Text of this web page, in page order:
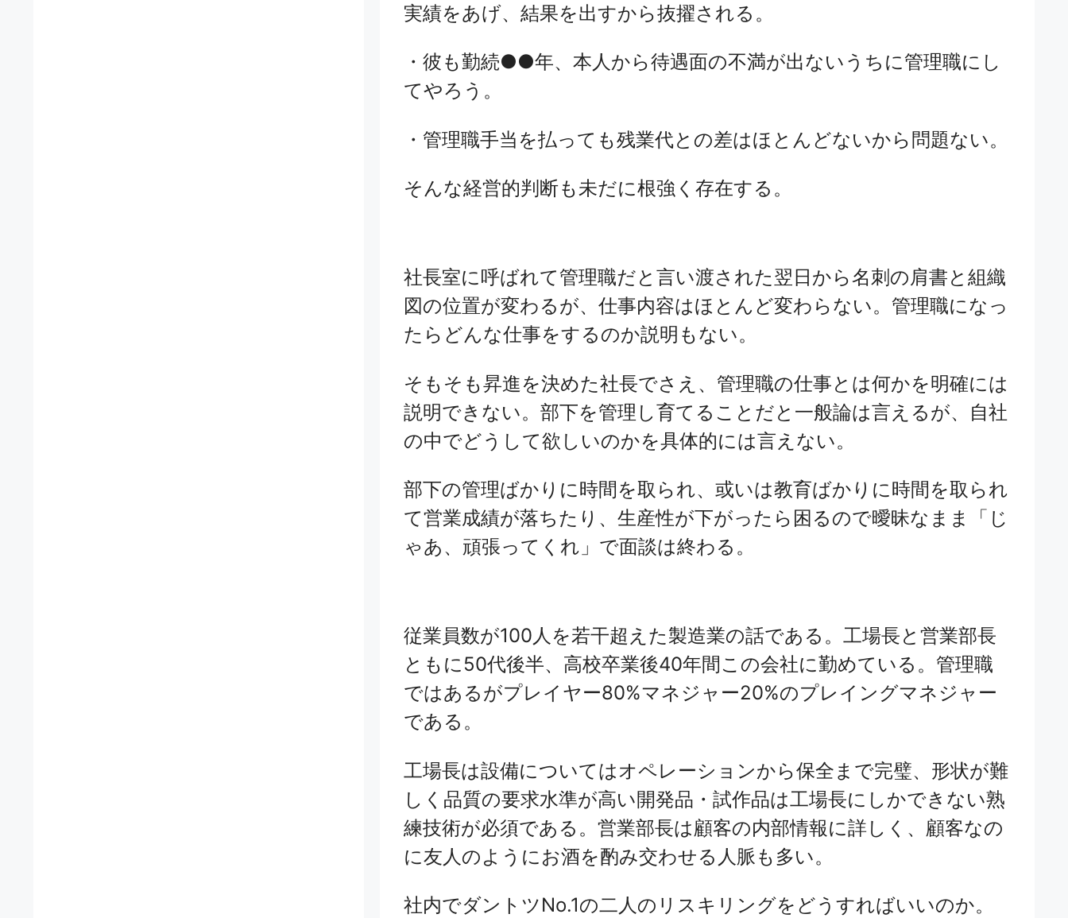
実績をあげ、結果を出すから抜擢される。
・彼も勤続●●年、本人から待遇面の不満が出ないうちに管理職にし
てやろう。
・管理職手当を払っても残業代との差はほとんどないから問題ない。
そんな経営的判断も未だに根強く存在する。
社長室に呼ばれて管理職だと言い渡された翌日から名刺の肩書と組織
図の位置が変わるが、仕事内容はほとんど変わらない。管理職になっ
たらどんな仕事をするのか説明もない。
そもそも昇進を決めた社長でさえ、管理職の仕事とは何かを明確には
説明できない。部下を管理し育てることだと一般論は言えるが、自社
の中でどうして欲しいのかを具体的には言えない。
部下の管理ばかりに時間を取られ、或いは教育ばかりに時間を取られ
て営業成績が落ちたり、生産性が下がったら困るので曖昧なまま「じ
ゃあ、頑張ってくれ」で面談は終わる。
従業員数が100人を若干超えた製造業の話である。工場長と営業部長
ともに50代後半、高校卒業後40年間この会社に勤めている。管理職
ではあるがプレイヤー80%マネジャー20%のプレイングマネジャー
である。
工場長は設備についてはオペレーションから保全まで完璧、形状が難
しく品質の要求水準が高い開発品・試作品は工場長にしかできない熟
練技術が必須である。営業部長は顧客の内部情報に詳しく、顧客なの
に友人のようにお酒を酌み交わせる人脈も多い。
社内でダントツNo.1の二人のリスキリングをどうすればいいのか。